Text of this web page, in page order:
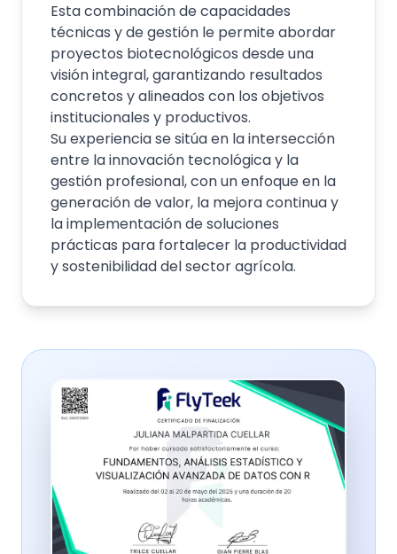
Esta combinación de capacidades
técnicas y de gestión le permite abordar
proyectos biotecnológicos desde una
visión integral, garantizando resultados
concretos y alineados con los objetivos
institucionales y productivos.
Su experiencia se sitúa en la intersección
entre la innovación tecnológica y la
gestión profesional, con un enfoque en la
generación de valor, la mejora continua y
la implementación de soluciones
prácticas para fortalecer la productividad
y sostenibilidad del sector agrícola.